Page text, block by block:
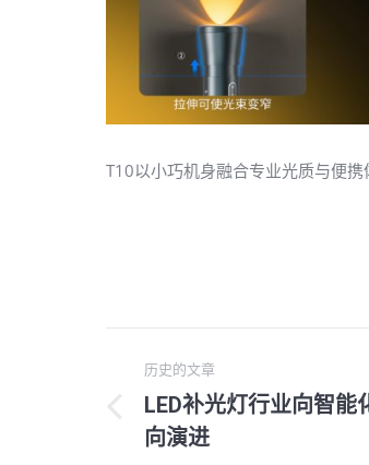
T10以小巧机身融合专业光质与便携
章
历史的文章
历
史
LED补光灯行业向智能
向演进